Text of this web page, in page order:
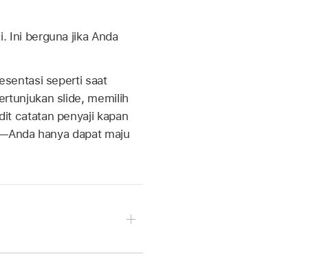
Ini berguna jika Anda
seperti saat
slide, memilih
catatan penyaji kapan
hanya dapat maju